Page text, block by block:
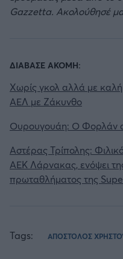
Gazzetta. Ακολούθησέ
ΔΙΑΒΑΣΕ ΑΚΟΜΗ:
Χωρίς γκολ αλλά με καλή
ΑΕΛ με Ζάκυνθο
Ουρουγουάη: Ο Φορλάν
Αστέρας Τρίπολης:
ΑΕΚ Λάρνακας, ενόψει
πρωταθλήματος της
Tags: ΑΠΟΣΤΟΛΟΣ